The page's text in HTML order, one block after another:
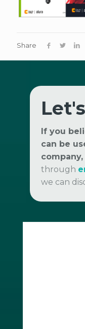
Share
If you
can be
company,
through
we can